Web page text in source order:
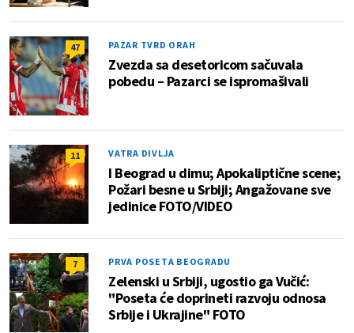
47 PAZAR TVRD ORAH
Zvezda sa desetoricom sačuvala
pobedu – Pazarci se ispromašivali
11 VATRA DIVLJA
I Beograd u dimu; Apokaliptične scene;
Požari besne u Srbiji; Angažovane sve
jedinice FOTO/VIDEO
7 PRVA POSETA BEOGRADU
Zelenski u Srbiji, ugostio ga Vučić:
"Poseta će doprineti razvoju odnosa
Srbije i Ukrajine" FOTO